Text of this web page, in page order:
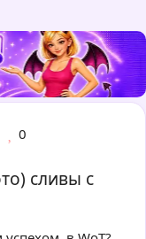
0
сливы с